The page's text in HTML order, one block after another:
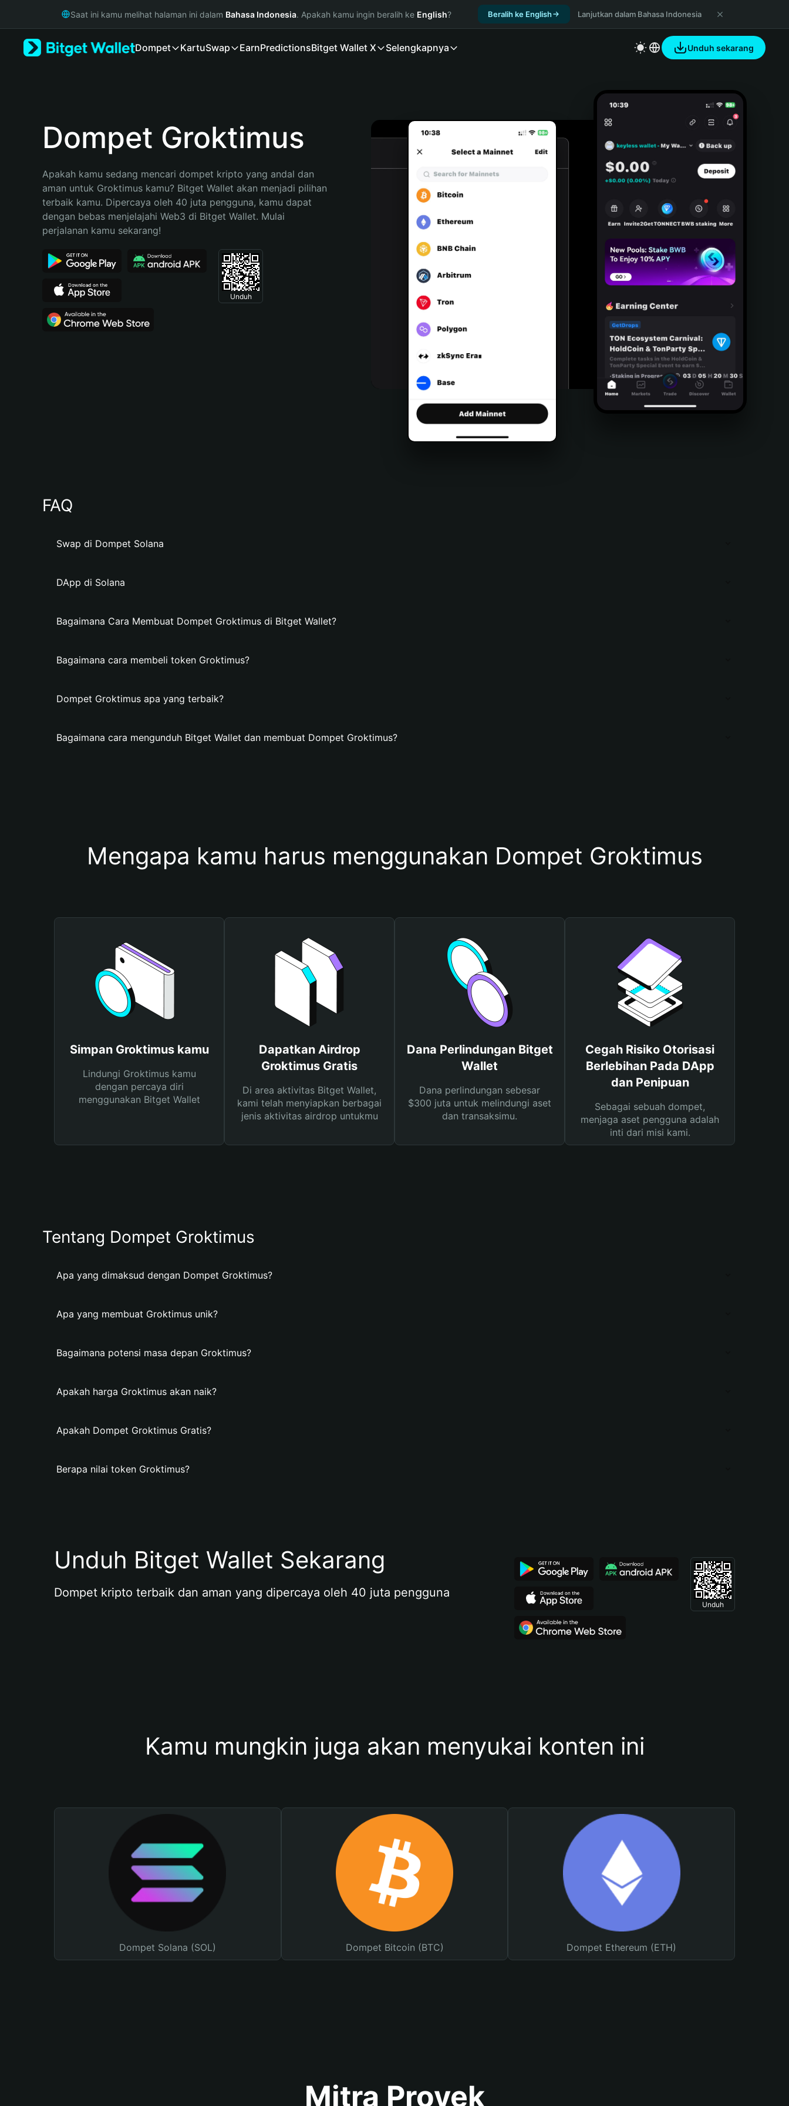
Русский
Bahasa Indonesia
Español (Argentina)
Saat ini kamu melihat halaman ini dalam Bahasa Indonesia. Apakah kamu ingin beralih ke English? Beralih ke English Lanjutkan dalam Bahasa Indonesia
Dompet KartuSwap EarnPredictionsBitget Wallet X Selengkapnya Unduh sekarang
Dompet Groktimus
Apakah kamu sedang mencari dompet kripto yang andal dan
aman untuk Groktimus kamu? Bitget Wallet akan menjadi pilihan
terbaik kamu. Dipercaya oleh 40 juta pengguna, kamu dapat
dengan bebas menjelajahi Web3 di Bitget Wallet. Mulai
perjalanan kamu sekarang!
Unduh
FAQ
Swap di Dompet Solana
DApp di Solana
Bagaimana Cara Membuat Dompet Groktimus di Bitget Wallet?
Bagaimana cara membeli token Groktimus?
Dompet Groktimus apa yang terbaik?
Bagaimana cara mengunduh Bitget Wallet dan membuat Dompet Groktimus?
Mengapa kamu harus menggunakan Dompet Groktimus
Simpan Groktimus kamu
Lindungi Groktimus kamu
dengan percaya diri
menggunakan Bitget Wallet
Dapatkan Airdrop
Groktimus Gratis
Di area aktivitas Bitget Wallet,
kami telah menyiapkan berbagai
jenis aktivitas airdrop untukmu
Dana Perlindungan Bitget
Wallet
Dana perlindungan sebesar
$300 juta untuk melindungi aset
dan transaksimu.
Cegah Risiko Otorisasi
Berlebihan Pada DApp
dan Penipuan
Sebagai sebuah dompet,
menjaga aset pengguna adalah
inti dari misi kami.
Tentang Dompet Groktimus
Apa yang dimaksud dengan Dompet Groktimus?
Apa yang membuat Groktimus unik?
Bagaimana potensi masa depan Groktimus?
Apakah harga Groktimus akan naik?
Apakah Dompet Groktimus Gratis?
Berapa nilai token Groktimus?
Unduh Bitget Wallet Sekarang
Dompet kripto terbaik dan aman yang dipercaya oleh 40 juta pengguna
Unduh
Kamu mungkin juga akan menyukai konten ini
Dompet Solana (SOL) Dompet Bitcoin (BTC) Dompet Ethereum (ETH)
Mitra Proyek